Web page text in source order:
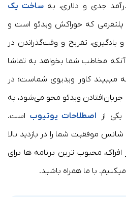
جدی و دلاری، بهساخت یک
پلتفرمی که خوراکش ویدئو است و
یادگیری، تفریح و وقت‌گذراندن در
مخاطب شما بخواهد به تماشا
میبیند کاور ویدیوی شماست؛ در
ویدئو محو می‌شود، به
از اصطلاحات یوتیوب است.
موفقیت شما را در بازدید بالا
محبوب ترین برنامه ها برای
با ما همراه باشید.